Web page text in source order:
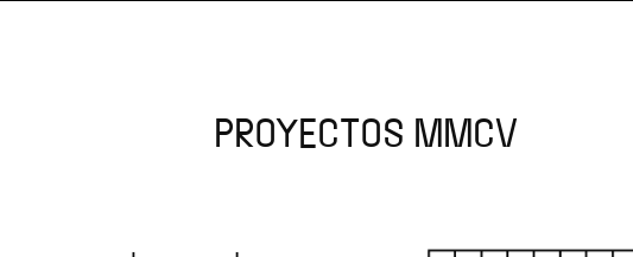
PROYECTOS MMCV